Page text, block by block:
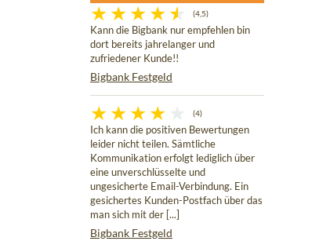
(4,5)
Kann die Bigbank nur empfehlen bin
dort bereits jahrelanger und
zufriedener Kunde!!
Bigbank Festgeld
(4)
Ich kann die positiven Bewertungen
leider nicht teilen. Sämtliche
Kommunikation erfolgt lediglich über
eine unverschlüsselte und
ungesicherte Email-Verbindung. Ein
gesichertes Kunden-Postfach über das
man sich mit der [...]
Bigbank Festgeld